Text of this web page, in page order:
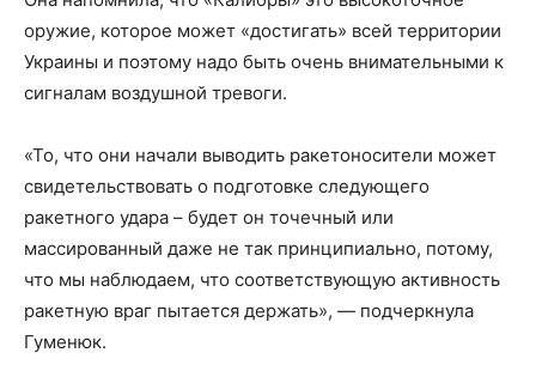
оружие, которое может «достигать» всей территории
Украины и поэтому надо быть очень внимательными к
сигналам воздушной тревоги.
«То, что они начали выводить ракетоносители может
свидетельствовать о подготовке следующего
ракетного удара – будет он точечный или
массированный даже не так принципиально, потому,
что мы наблюдаем, что соответствующую активность
ракетную враг пытается держать», — подчеркнула
Гуменюк.